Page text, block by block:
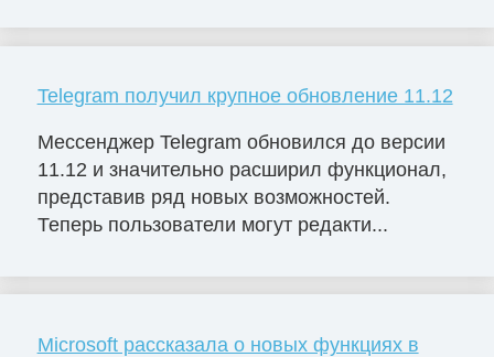
Telegram получил крупное обновление 11.12
Мессенджер Telegram обновился до версии
11.12 и значительно расширил функционал,
представив ряд новых возможностей.
Теперь пользователи могут редакти...
Microsoft рассказала о новых функциях в